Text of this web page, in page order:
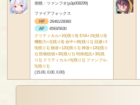
胡桃・ツァンフオ(p3p008299)
ファイアフォックス
HP
26461/28360
AP
4593/5630
クリティカル+10(残り8) EXA+15(残り8)
機動力+2(残り8) 命中+39(残り1) 回避+3
9(残り1) 物攻+120(残り1) 神攻+120(残り
1) 防御技術+30(残り1) 特殊抵抗+30(残
り1) クリティカル+5(残り1) ファンブル-
5(残り1)
(15.00, 0.00, 0.00)